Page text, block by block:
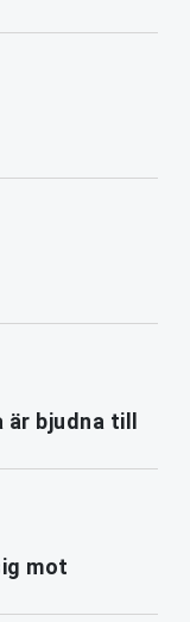
bjudna till
mot